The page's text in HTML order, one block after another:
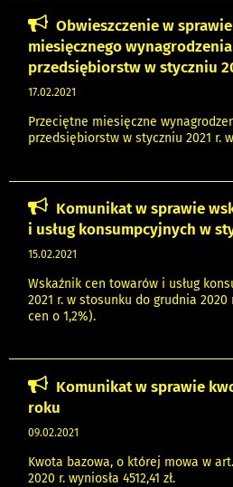
Obwieszczenie w
miesięcznego
przedsiębiorstw w styczniu
17.02.2021
Przeciętne miesięczne
przedsiębiorstw w styczniu 2021 r.
Komunikat w sprawie
i usług konsumpcyjnych w
15.02.2021
Wskaźnik cen towarów i usług
2021 r. w stosunku do grudnia 2020
cen o 1,2%).
Komunikat w sprawie
roku
09.02.2021
Kwota bazowa, o której mowa w
2020 r. wyniosła 4512,41 zł.